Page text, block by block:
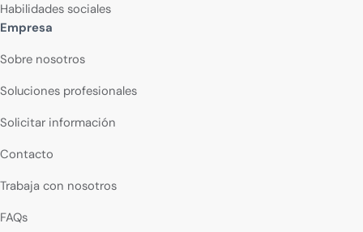
Habilidades sociales
Empresa
Sobre nosotros
Soluciones profesionales
Solicitar información
Contacto
Trabaja con nosotros
FAQs